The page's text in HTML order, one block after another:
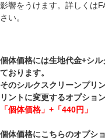
影響をうけます。詳しくは
さい。
個体価格には生地代金+シ
ております。
そのシルクスクリーンプリ
リントに変更するオプショ
「個体価格」+「440円」
個体価格にこちらのオプシ